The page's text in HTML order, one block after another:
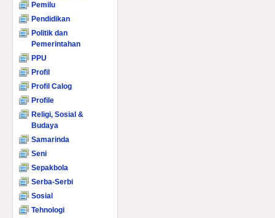
Pemilu
Pendidikan
Politik dan
Pemerintahan
PPU
Profil
Profil Calog
Profile
Religi, Sosial &
Budaya
Samarinda
Seni
Sepakbola
Serba-Serbi
Sosial
Tehnologi